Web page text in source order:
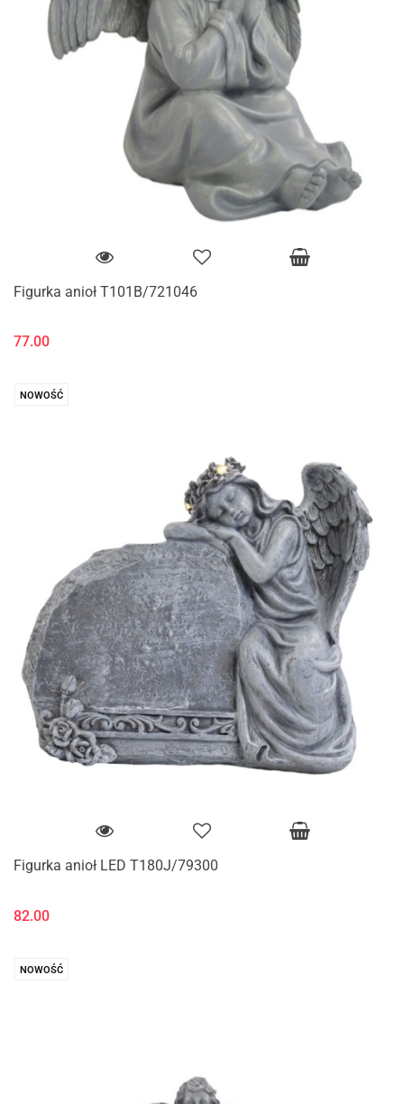
Figurka anioł T101B/721046
77.00
NOWOŚĆ
Figurka anioł LED T180J/79300
82.00
NOWOŚĆ